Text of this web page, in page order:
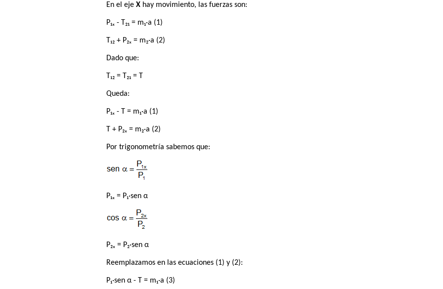
En el ejeX hay movimiento, las fuerzas son:
P₁ₓ - T₂₁ = m₁·a (1)
T₁₂ + P₂ₓ = m₂·a (2)
Dado que:
T₁₂ = T₂₁ = T
Queda:
P₁ₓ - T = m₁·a (1)
T + P₂ₓ = m₂·a (2)
Por trigonometría sabemos que:
P₁ₓ = P₁·sen α
P₂ₓ = P₂·sen α
Reemplazamos en las ecuaciones (1) y (2):
P₁·sen α - T = m₁·a (3)